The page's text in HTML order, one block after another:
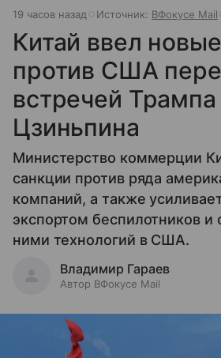
19 часов назад Источник: ВФокусе Mail
Китай ввел
против США
встречей
Цзиньпина
Министерство коммерции
санкции против ряда
компаний, а также
экспортом беспилотников и
ними технологий в США.
Владимир Гараев
Автор ВФокусе Mail